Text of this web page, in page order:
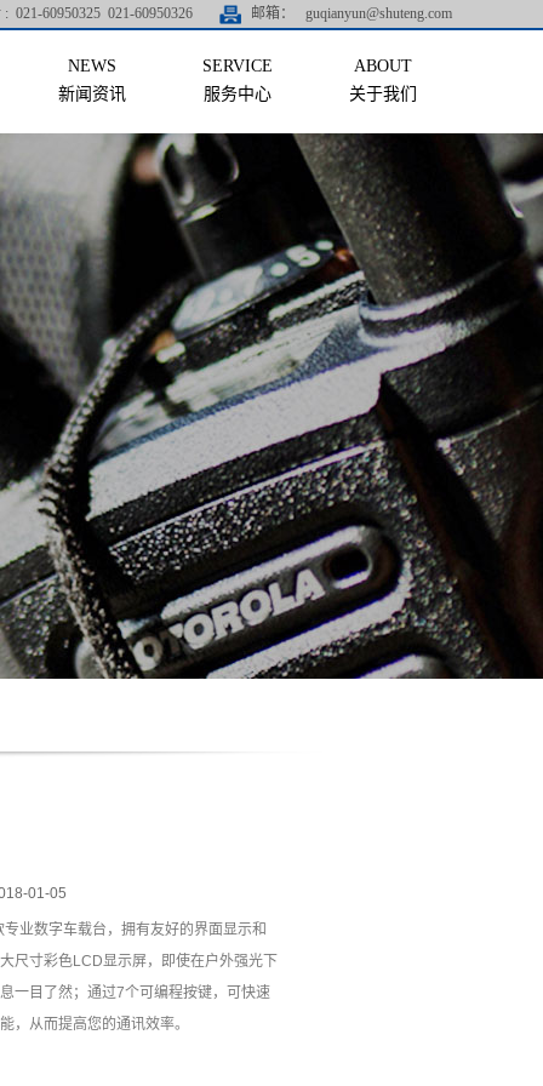
: 021-60950325 021-60950326 邮箱： guqianyun@shuteng.com
新闻资讯 服务中心 关于我们
01-05
业数字车载台，拥有友好的界面显示和
尺寸彩色LCD显示屏，即使在户外强光下
一目了然；通过7个可编程按键，可快速
，从而提高您的通讯效率。